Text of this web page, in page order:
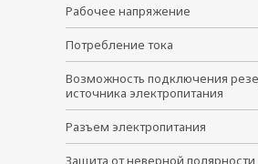
Рабочее напряжение
Потребление тока
Возможность подключения
источника электропитания
Разъем электропитания
Защита от неверной полярности